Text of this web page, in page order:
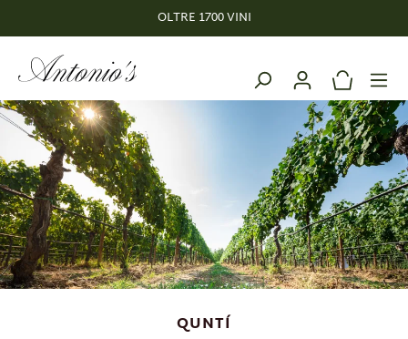
OLTRE 1700 VINI
QUNTÍ